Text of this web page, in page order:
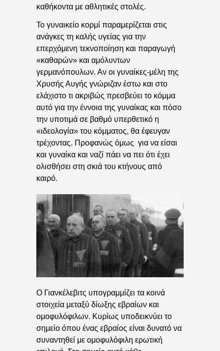
καθήκοντα με αθλητικές στολές.
Το γυναικείο κορμί παραμερίζεται στις
ανάγκες τη καλής υγείας για την
επερχόμενη τεκνοποίηση και παραγωγή
«καθαρών» και αμόλυντων
γερμανόπουλων. Αν οι γυναίκες-μέλη της
Χρυσής Αυγής γνώριζαν έστω και στο
ελάχιστο τι ακριβώς πρεσβεύει το κόμμα
αυτό για την έννοια της γυναίκας και πόσο
την υποτιμά σε βαθμό υπερθετικό η
«ιδεολογία» του κόμματος, θα έφευγαν
τρέχοντας. Προφανώς όμως για να είσαι
και γυναίκα και ναζί πάει να πει ότι έχει
ολισθήσει στη σκιά του κτήνους από
καιρό.
Ο Γιανκέλεβιτς υπογραμμίζει τα κοινά
στοιχεία μεταξύ δίωξης εβραίων και
ομοφυλόφιλων. Κυρίως υποδεικνύει το
σημείο όπου ένας εβραίος είναι δυνατό να
συναντηθεί με ομοφυλόφιλη ερωτική